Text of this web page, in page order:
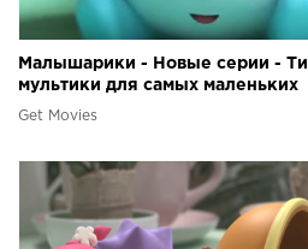
Малышарики - Новые серии -
мультики для самых маленьких
Get Movies